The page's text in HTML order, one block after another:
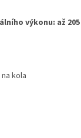
výkonu: až 205
kola